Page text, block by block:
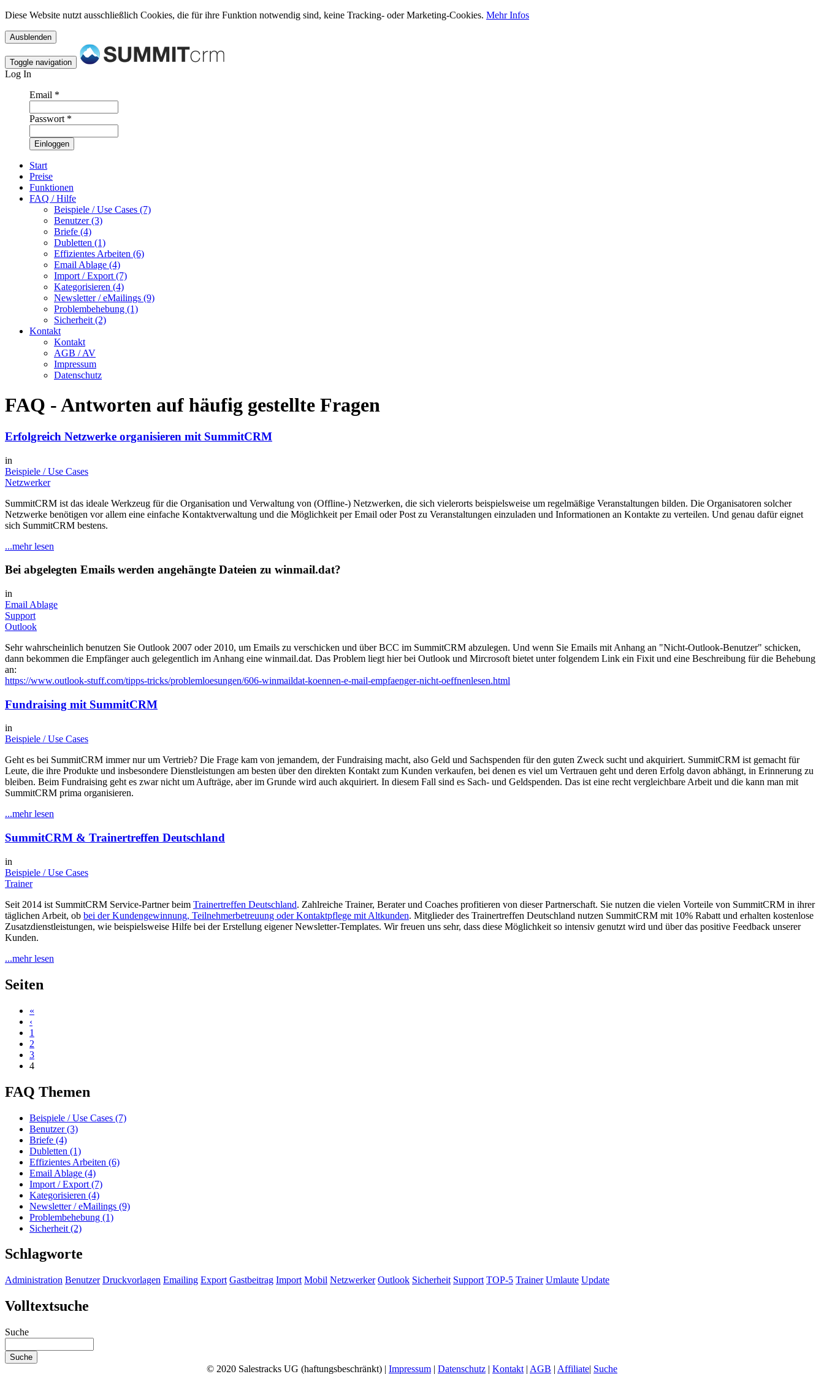
Diese Website nutzt ausschließlich Cookies, die für ihre Funktion notwendig sind, keine Tracking- oder Marketing-Cookies. Mehr Infos
Toggle navigation
Log In
Email *
Passwort *
Start
Preise
Funktionen
FAQ / Hilfe
Beispiele / Use Cases (7)
Benutzer (3)
Briefe (4)
Dubletten (1)
Effizientes Arbeiten (6)
Email Ablage (4)
Import / Export (7)
Kategorisieren (4)
Newsletter / eMailings (9)
Problembehebung (1)
Sicherheit (2)
Kontakt
Kontakt
AGB / AV
Impressum
Datenschutz
FAQ - Antworten auf häufig gestellte Fragen
Erfolgreich Netzwerke organisieren mit SummitCRM
in
Beispiele / Use Cases
Netzwerker
SummitCRM ist das ideale Werkzeug für die Organisation und Verwaltung von (Offline-) Netzwerken, die sich vielerorts beispielsweise um regelmäßige Veranstaltungen bilden. Die Organisatoren solcher
Netzwerke benötigen vor allem eine einfache Kontaktverwaltung und die Möglichkeit per Email oder Post zu Veranstaltungen einzuladen und Informationen an Kontakte zu verteilen. Und genau dafür eignet
sich SummitCRM bestens.
...mehr lesen
Bei abgelegten Emails werden angehängte Dateien zu winmail.dat?
in
Email Ablage
Support
Outlook
Sehr wahrscheinlich benutzen Sie Outlook 2007 oder 2010, um Emails zu verschicken und über BCC im SummitCRM abzulegen. Und wenn Sie Emails mit Anhang an "Nicht-Outlook-Benutzer" schicken,
dann bekommen die Empfänger auch gelegentlich im Anhang eine winmail.dat. Das Problem liegt hier bei Outlook und Mircrosoft bietet unter folgendem Link ein Fixit und eine Beschreibung für die Behebung
an:
https://www.outlook-stuff.com/tipps-tricks/problemloesungen/606-winmaildat-koennen-e-mail-empfaenger-nicht-oeffnenlesen.html
Fundraising mit SummitCRM
in
Beispiele / Use Cases
Geht es bei SummitCRM immer nur um Vertrieb? Die Frage kam von jemandem, der Fundraising macht, also Geld und Sachspenden für den guten Zweck sucht und akquiriert. SummitCRM ist gemacht für
Leute, die ihre Produkte und insbesondere Dienstleistungen am besten über den direkten Kontakt zum Kunden verkaufen, bei denen es viel um Vertrauen geht und deren Erfolg davon abhängt, in Erinnerung zu
bleiben. Beim Fundraising geht es zwar nicht um Aufträge, aber im Grunde wird auch akquiriert. In diesem Fall sind es Sach- und Geldspenden. Das ist eine recht vergleichbare Arbeit und die kann man mit
SummitCRM prima organisieren.
...mehr lesen
SummitCRM & Trainertreffen Deutschland
in
Beispiele / Use Cases
Trainer
Seit 2014 ist SummitCRM Service-Partner beim Trainertreffen Deutschland. Zahlreiche Trainer, Berater und Coaches profitieren von dieser Partnerschaft. Sie nutzen die vielen Vorteile von SummitCRM in ihrer
täglichen Arbeit, ob bei der Kundengewinnung, Teilnehmerbetreuung oder Kontaktpflege mit Altkunden. Mitglieder des Trainertreffen Deutschland nutzen SummitCRM mit 10% Rabatt und erhalten kostenlose
Zusatzdienstleistungen, wie beispielsweise Hilfe bei der Erstellung eigener Newsletter-Templates. Wir freuen uns sehr, dass diese Möglichkeit so intensiv genutzt wird und über das positive Feedback unserer
Kunden.
...mehr lesen
Seiten
«
‹
1
2
3
4
FAQ Themen
Beispiele / Use Cases (7)
Benutzer (3)
Briefe (4)
Dubletten (1)
Effizientes Arbeiten (6)
Email Ablage (4)
Import / Export (7)
Kategorisieren (4)
Newsletter / eMailings (9)
Problembehebung (1)
Sicherheit (2)
Schlagworte
Administration Benutzer Druckvorlagen Emailing Export Gastbeitrag Import Mobil Netzwerker Outlook Sicherheit Support TOP-5 Trainer Umlaute Update
Volltextsuche
Suche
© 2020 Salestracks UG (haftungsbeschränkt) | Impressum | Datenschutz | Kontakt | AGB | Affiliate| Suche